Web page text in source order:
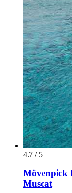
4.7 / 5
Mövenpick
Muscat